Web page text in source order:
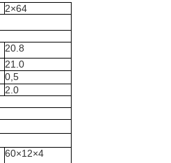
2×64
20.8
21.0
0,5
2.0
60×12×4